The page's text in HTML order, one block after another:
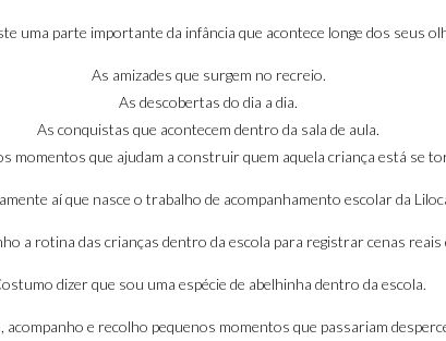
uma parte importante da infância que acontece longe dos seus
As amizades que surgem no recreio.
As descobertas do dia a dia.
As conquistas que acontecem dentro da sala de aula.
momentos que ajudam a construir quem aquela criança está se
aí que nasce o trabalho de acompanhamento escolar da
a rotina das crianças dentro da escola para registrar cenas
dizer que sou uma espécie de abelhinha dentro da escola.
e recolho pequenos momentos que passariam